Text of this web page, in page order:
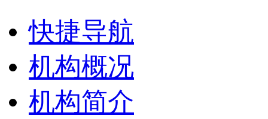
快捷导航
机构概况
机构简介